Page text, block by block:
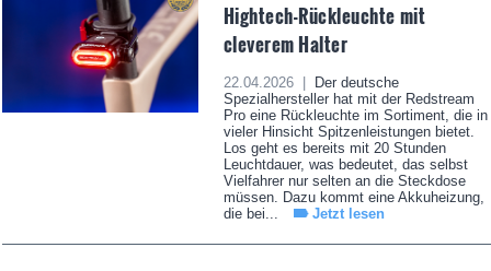
Hightech-Rückleuchte mit
cleverem Halter
22.04.2026 |
Der deutsche
Spezialhersteller hat mit der Redstream
Pro eine Rückleuchte im Sortiment, die in
vieler Hinsicht Spitzenleistungen bietet.
Los geht es bereits mit 20 Stunden
Leuchtdauer, was bedeutet, das selbst
Vielfahrer nur selten an die Steckdose
müssen. Dazu kommt eine Akkuheizung,
die bei...
Jetzt lesen